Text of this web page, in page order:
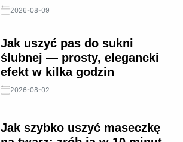
2026-08-09
Jak uszyć pas do sukni
ślubnej — prosty, elegancki
efekt w kilka godzin
2026-08-02
Jak szybko uszyć maseczkę